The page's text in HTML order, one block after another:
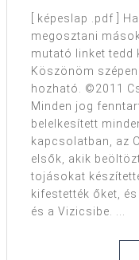
[ képeslap .pdf ]
megosztani
mutató linket tedd
Köszönöm
hozható. ©2011
Minden jog
belelkesített
kapcsolatban, az
elsők, akik
tojásokat
kifestették őket,
és a Vizicsibe. ...